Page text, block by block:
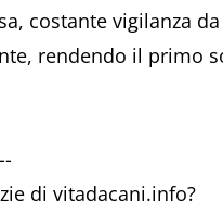
costante vigilanza
rendendo il primo
di vitadacani.info?